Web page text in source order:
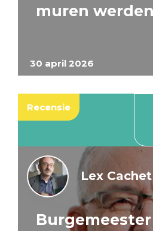
30 april 2026
muren
Recensie
Lex Cachet
Burgemeester